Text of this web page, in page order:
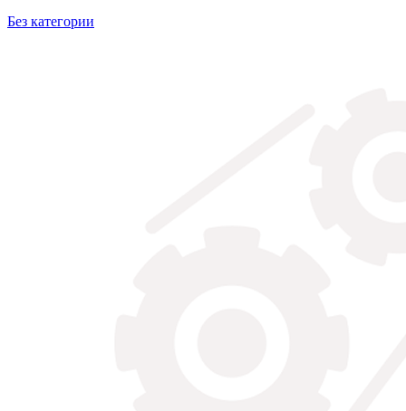
Без категории